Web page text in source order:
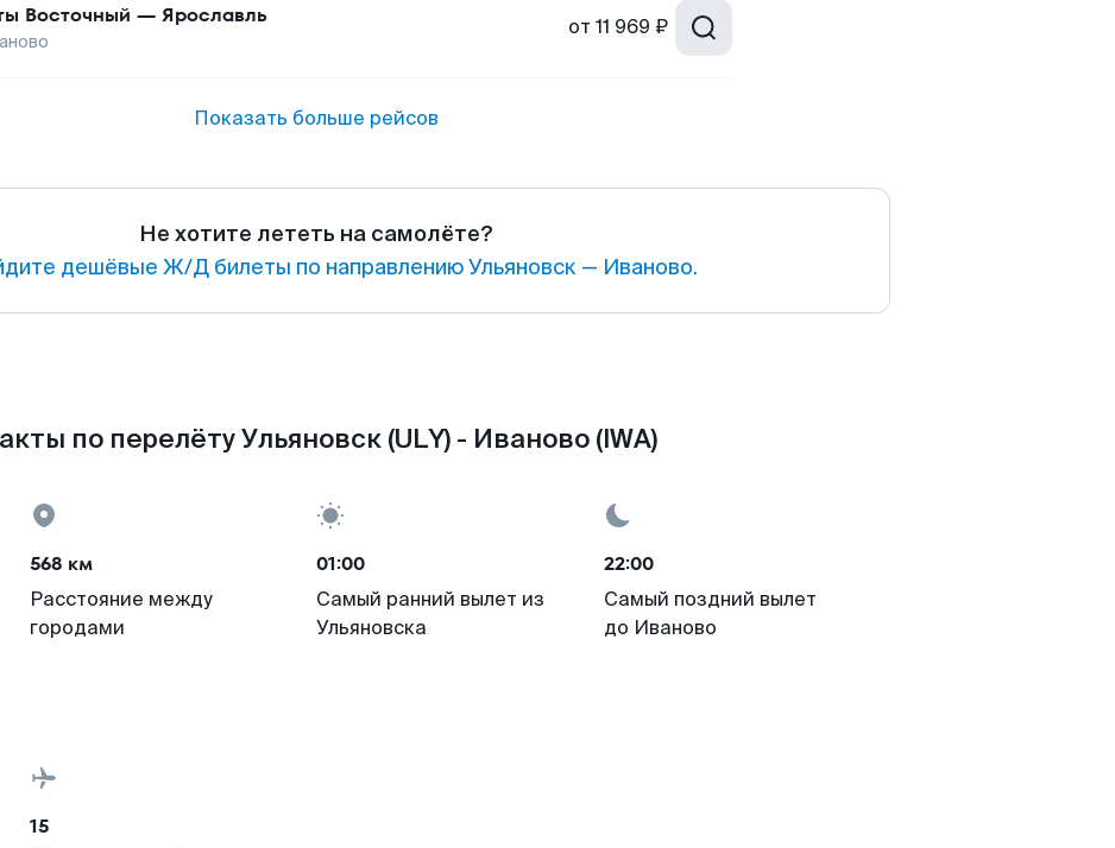
Восточный — Ярославль от 11 969 ₽
Показать больше рейсов
Не хотите лететь на самолёте?
дешёвые Ж/Д билеты по направлению Ульяновск — Иваново.
по перелёту Ульяновск (ULY) - Иваново (IWA)
568 км
Расстояние между
городами
01:00
Самый ранний вылет из
Ульяновска
22:00
Самый поздний вылет
до Иваново
15